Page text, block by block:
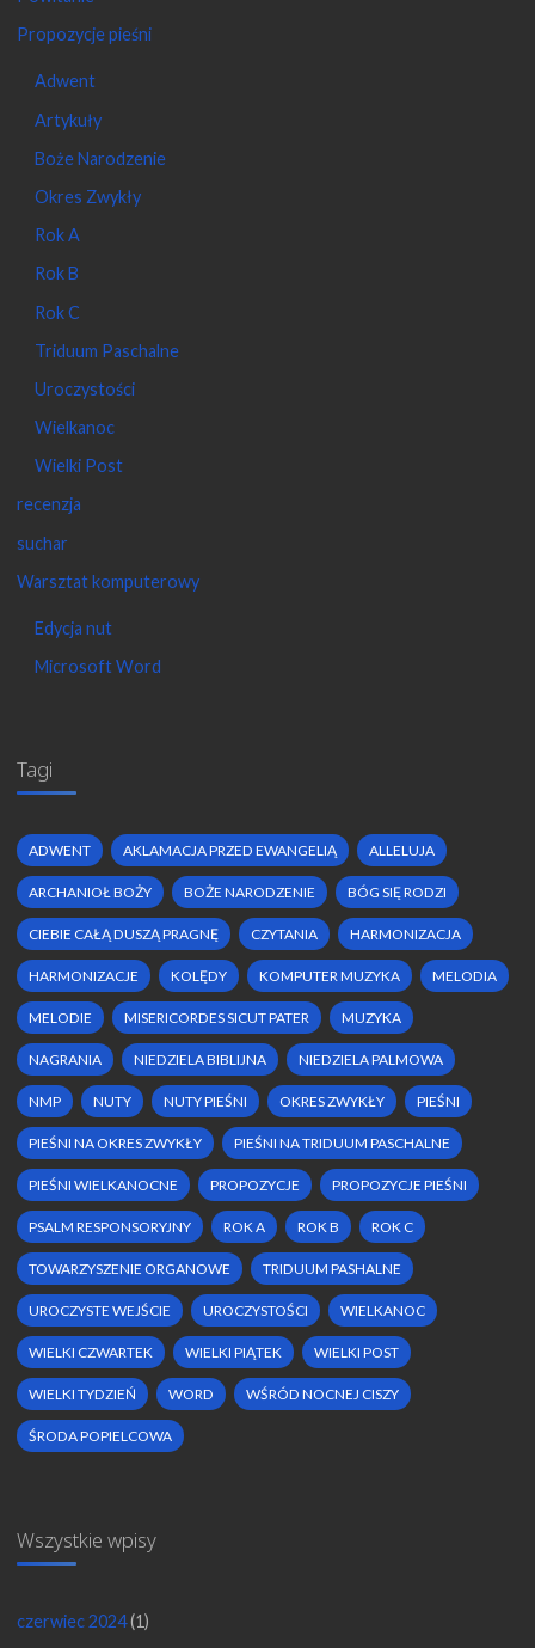
Propozycje pieśni
Adwent
Artykuły
Boże Narodzenie
Okres Zwykły
Rok A
Rok B
Rok C
Triduum Paschalne
Uroczystości
Wielkanoc
Wielki Post
recenzja
suchar
Warsztat komputerowy
Edycja nut
Microsoft Word
Tagi
ADWENT AKLAMACJA PRZED EWANGELIĄ ALLELUJA
ARCHANIOŁ BOŻY BOŻE NARODZENIE BÓG SIĘ RODZI
CIEBIE CAŁĄ DUSZĄ PRAGNĘ CZYTANIA HARMONIZACJA
HARMONIZACJE KOLĘDY KOMPUTER MUZYKA MELODIA
MELODIE MISERICORDES SICUT PATER MUZYKA
NAGRANIA NIEDZIELA BIBLIJNA NIEDZIELA PALMOWA
NMP NUTY NUTY PIEŚNI OKRES ZWYKŁY PIEŚNI
PIEŚNI NA OKRES ZWYKŁY PIEŚNI NA TRIDUUM PASCHALNE
PIEŚNI WIELKANOCNE PROPOZYCJE PROPOZYCJE PIEŚNI
PSALM RESPONSORYJNY ROK A ROK B ROK C
TOWARZYSZENIE ORGANOWE TRIDUUM PASHALNE
UROCZYSTE WEJŚCIE UROCZYSTOŚCI WIELKANOC
WIELKI CZWARTEK WIELKI PIĄTEK WIELKI POST
WIELKI TYDZIEŃ WORD WŚRÓD NOCNEJ CISZY
ŚRODA POPIELCOWA
Wszystkie wpisy
czerwiec 2024(1)